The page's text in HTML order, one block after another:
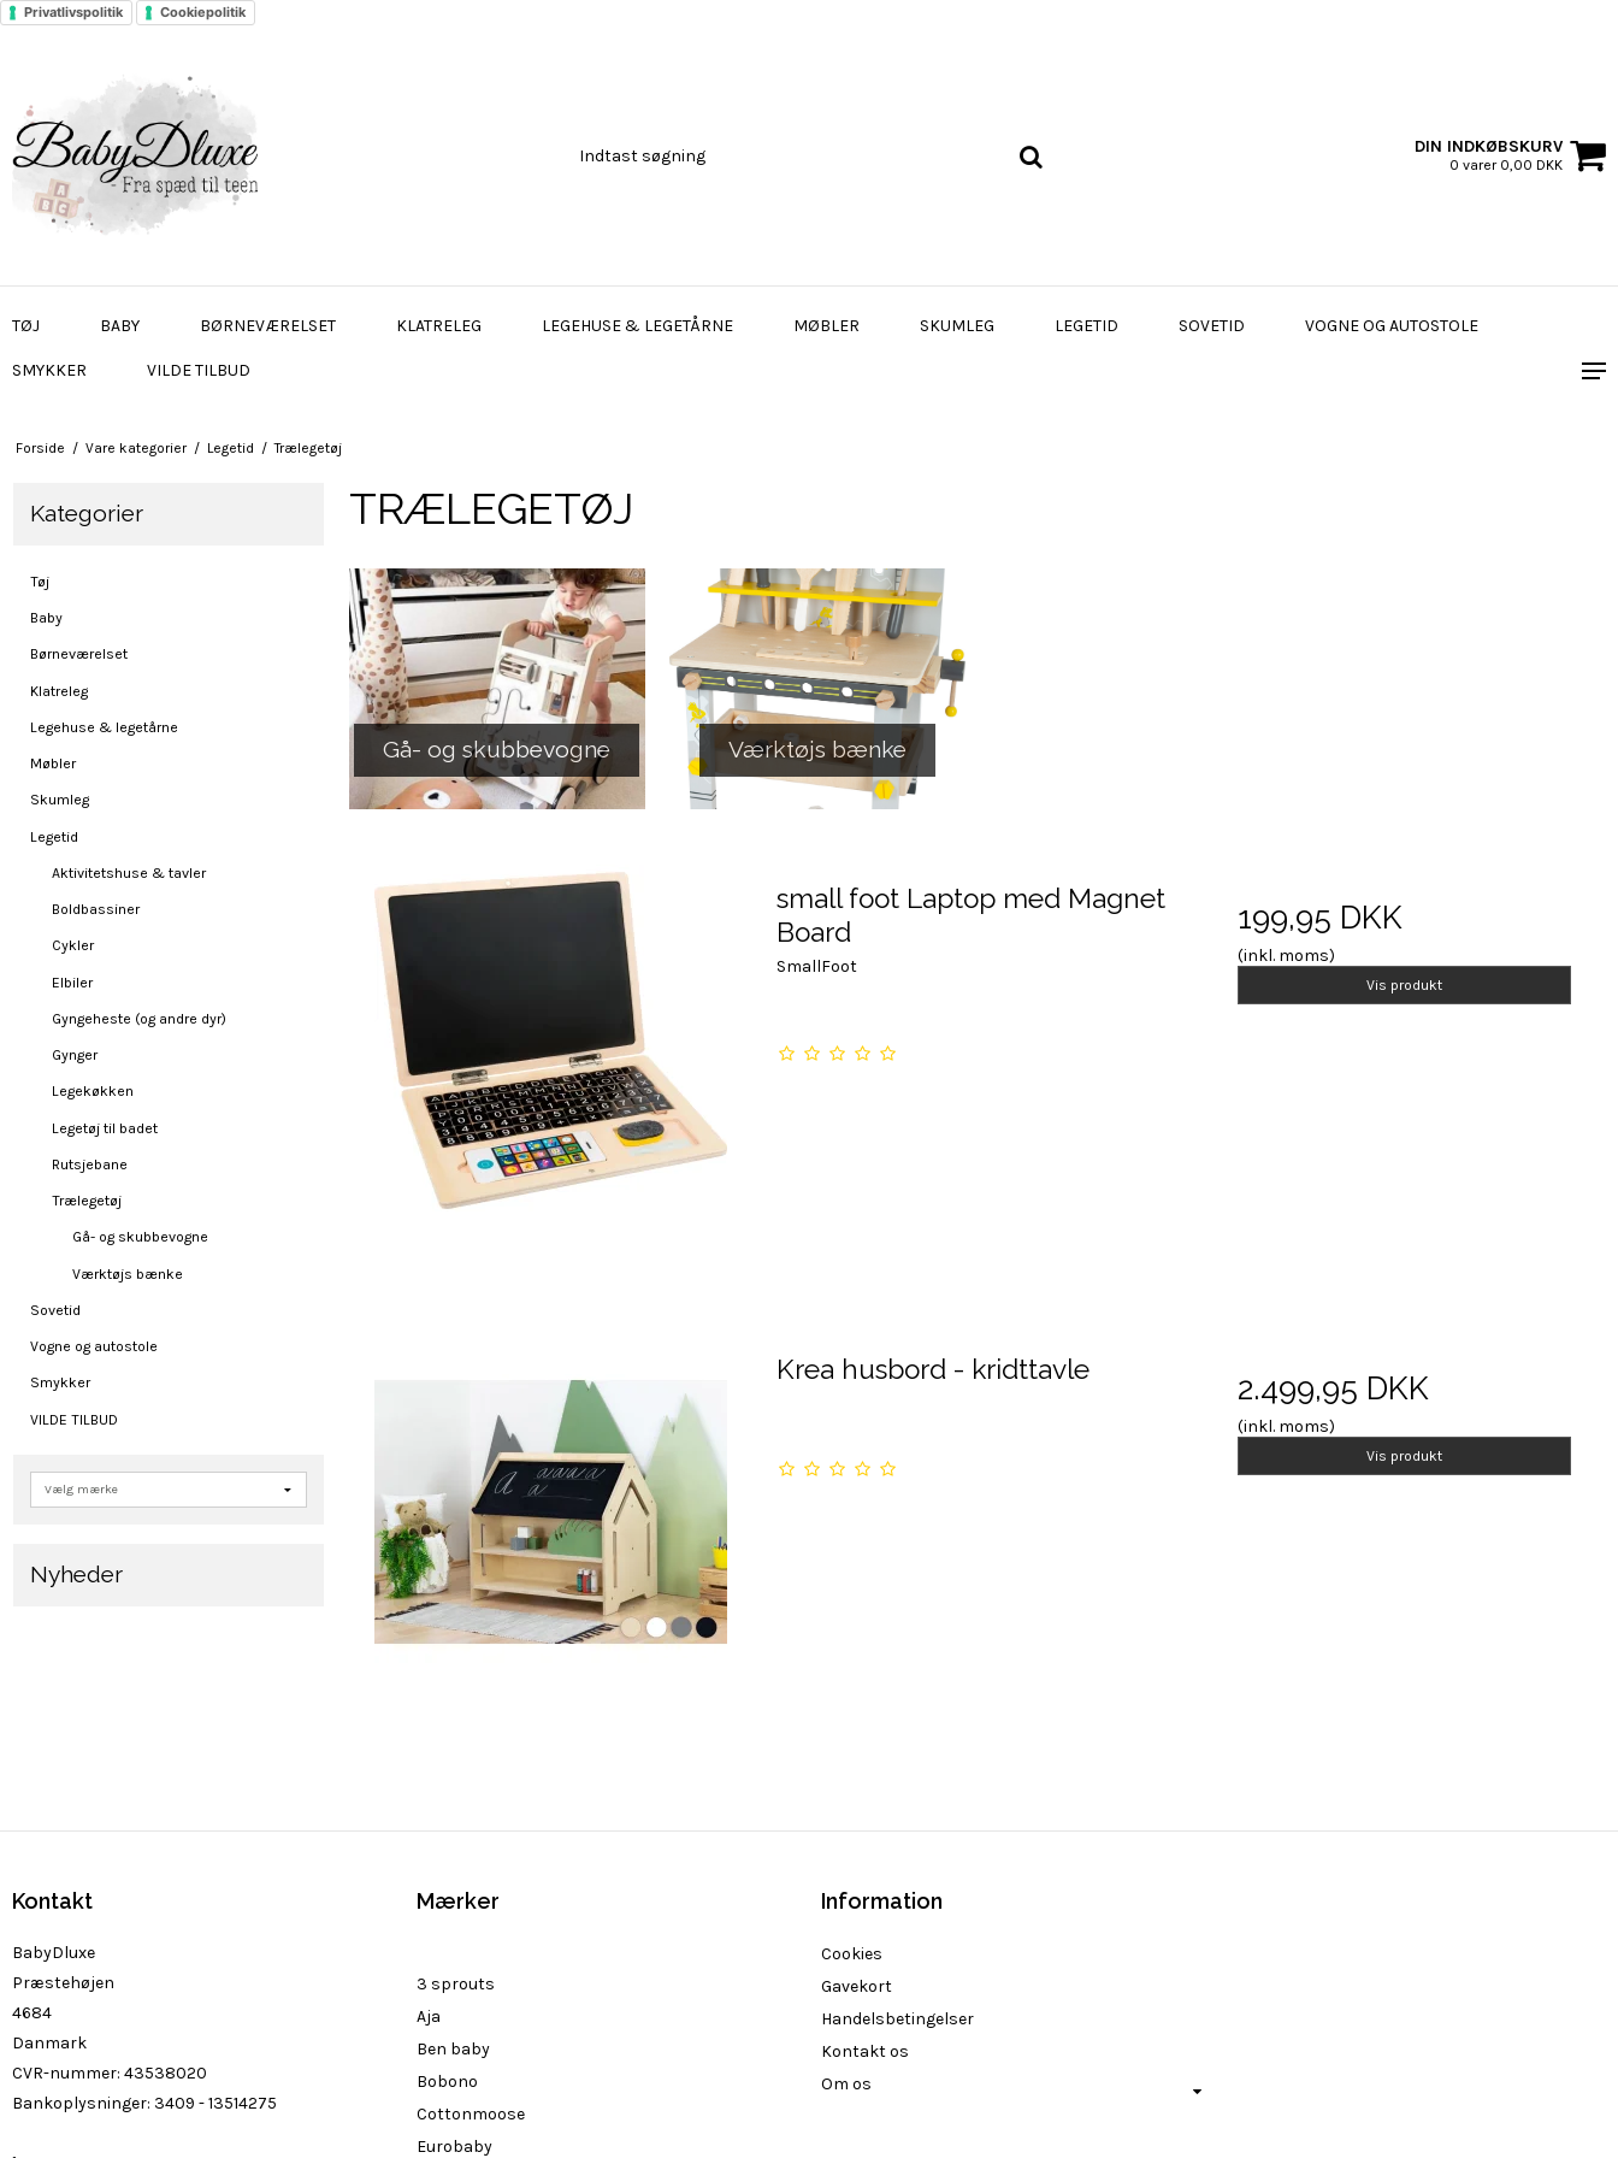
Privatlivspolitik Cookiepolitik
DIN INDKØBSKURV
0 varer 0,00 DKK
TØJ BABY BØRNEVÆRELSET KLATRELEG LEGEHUSE & LEGETÅRNE MØBLER SKUMLEG LEGETID SOVETID VOGNE OG AUTOSTOLE
SMYKKER VILDE TILBUD
Forside / Vare kategorier / Legetid / Trælegetøj
Kategorier
Tøj
Baby
Børneværelset
Klatreleg
Legehuse & legetårne
Møbler
Skumleg
Legetid
Aktivitetshuse & tavler
Boldbassiner
Cykler
Elbiler
Gyngeheste (og andre dyr)
Gynger
Legekøkken
Legetøj til badet
Rutsjebane
Trælegetøj
Gå- og skubbevogne
Værktøjs bænke
Sovetid
Vogne og autostole
Smykker
VILDE TILBUD
Nyheder
TRÆLEGETØJ
Gå- og skubbevogne Værktøjs bænke
small foot Laptop med Magnet
Board
SmallFoot
199,95 DKK
(inkl. moms)
Vis produkt
Krea husbord - kridttavle 2.499,95 DKK
(inkl. moms)
Vis produkt
Kontakt
BabyDluxe
Præstehøjen
4684
Danmark
CVR-nummer: 43538020
Bankoplysninger: 3409 - 13514275
Mærker
3 sprouts
Aja
Ben baby
Bobono
Cottonmoose
Eurobaby
Information
Cookies
Gavekort
Handelsbetingelser
Kontakt os
Om os